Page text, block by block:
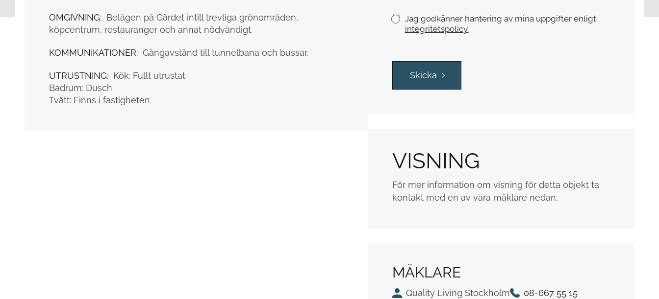
OMGIVNING: Belägen på Gärdet intill trevliga grönområden,
köpcentrum, restauranger och annat nödvändigt.
KOMMUNIKATIONER: Gångavstånd till tunnelbana och bussar.
UTRUSTNING: Kök: Fullt utrustat
Badrum: Dusch
Tvätt: Finns i fastigheten
e
K
s
t
Jag godkänner hantering av mina uppgifter enligt
integritetspolicy.
Skicka
VISNING
För mer information om visning för detta objekt ta
kontakt med en av våra mäklare nedan.
MÄKLARE
Quality Living Stockholm
08-667 55 15